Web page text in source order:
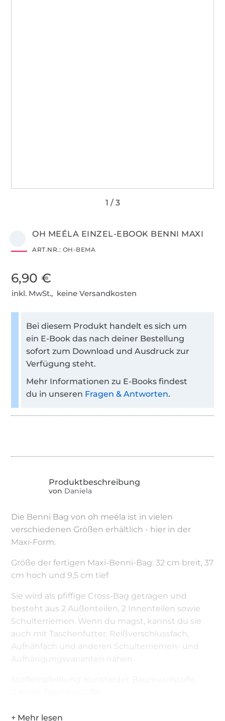
OH MEÉLA EINZEL-EBOOK BENNI MAXI
ART.NR.: OH-BEMA
6,90 €
inkl. MwSt., keine Versandkosten
Bei diesem Produkt handelt es sich um
ein E-Book das nach deiner Bestellung
sofort zum Download und Ausdruck zur
Verfügung steht.
Mehr Informationen zu E-Books findest
du in unseren Fragen & Antworten.
von Daniela
Die Benni Bag von oh meéla ist in vielen
verschiedenen Größen erhältlich - hier in der
Maxi-Form.
Größe der fertigen Maxi-Benni-Bag: 32 cm breit, 37
cm hoch und 9,5 cm tief
Sie wird als pfiffige Cross-Bag getragen und
besteht aus 2 Außenteilen, 2 Innenteilen sowie
Schulterriemen. Wenn du magst, kannst du sie
auch mit Taschenfutter, Reißverschlussfach,
Aufnähfach und anderen Schulterriemen- und
Aufhängungsvarianten nähen.